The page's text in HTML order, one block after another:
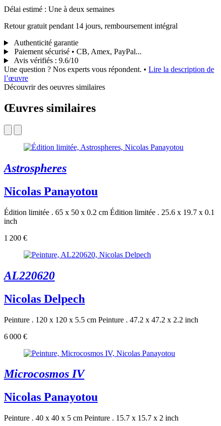
Délai estimé : Une à deux semaines
Retour gratuit pendant 14 jours, remboursement intégral
Authenticité garantie
Paiement sécurisé • CB, Amex, PayPal...
Avis vérifiés : 9.6/10
Une question ? Nos experts vous répondent. • Lire la description de
l’œuvre
Découvrir des oeuvres similaires
Œuvres similaires
Astrospheres
Nicolas Panayotou
Édition limitée . 65 x 50 x 0.2 cm Édition limitée . 25.6 x 19.7 x 0.1
inch
1 200 €
AL220620
Nicolas Delpech
Peinture . 120 x 120 x 5.5 cm Peinture . 47.2 x 47.2 x 2.2 inch
6 000 €
Microcosmos IV
Nicolas Panayotou
Peinture . 40 x 40 x 5 cm Peinture . 15.7 x 15.7 x 2 inch